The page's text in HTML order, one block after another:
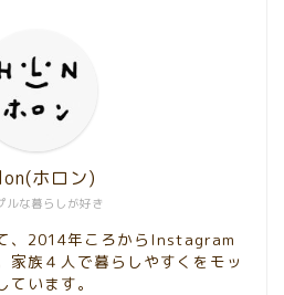
ルな暮らしが好き
ホロン)
、2014年ころからInstagram
家族４人で暮らしやすくをモッ
います。